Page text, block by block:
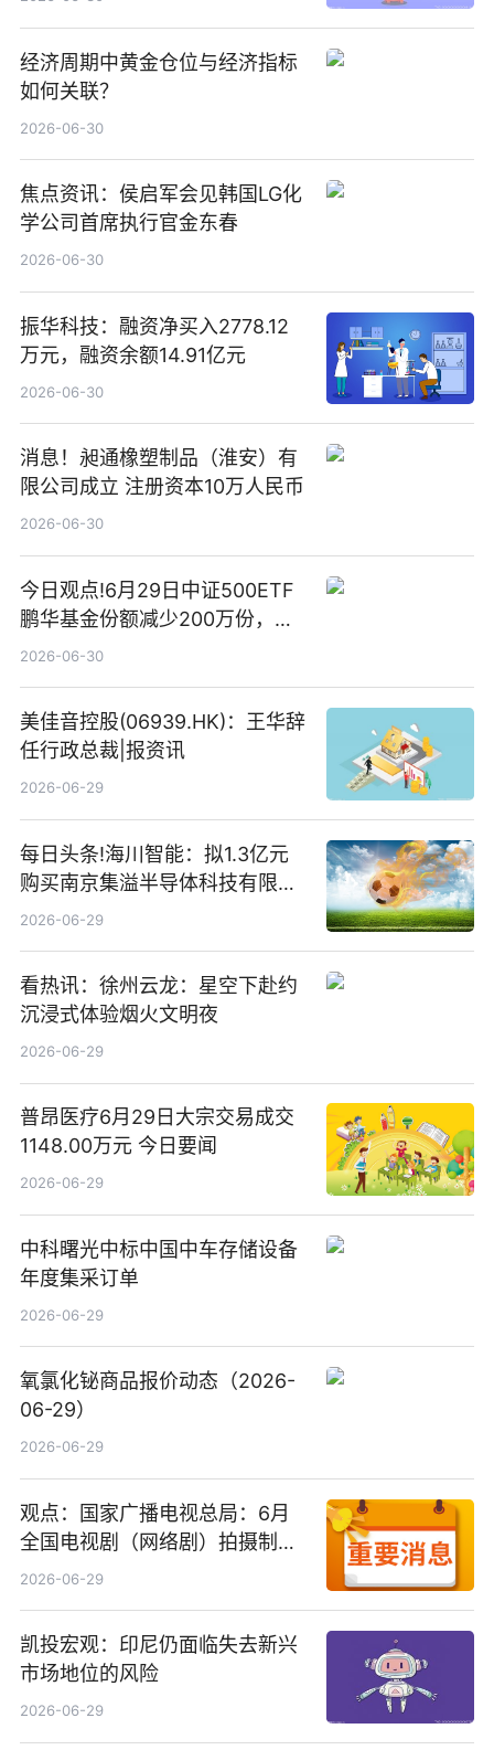
经济周期中黄金仓位与经济指标
如何关联？
2026-06-30
焦点资讯：侯启军会见韩国LG化
学公司首席执行官金东春
2026-06-30
振华科技：融资净买入2778.12
万元，融资余额14.91亿元
2026-06-30
消息！昶通橡塑制品（淮安）有
限公司成立 注册资本10万人民币
2026-06-30
今日观点!6月29日中证500ETF
鹏华基金份额减少200万份，重
仓股亨通光电、赤峰黄金、佰维
2026-06-30
美佳音控股(06939.HK)：王华辞
任行政总裁|报资讯
2026-06-29
每日头条!海川智能：拟1.3亿元
购买南京集溢半导体科技有限公
司15.3%股权
2026-06-29
看热讯：徐州云龙：星空下赴约
沉浸式体验烟火文明夜
2026-06-29
普昂医疗6月29日大宗交易成交
1148.00万元 今日要闻
2026-06-29
中科曙光中标中国中车存储设备
年度集采订单
2026-06-29
氧氯化铋商品报价动态（2026-
06-29）
2026-06-29
观点：国家广播电视总局：6月
全国电视剧（网络剧）拍摄制作
备案公示剧目197部
2026-06-29
凯投宏观：印尼仍面临失去新兴
市场地位的风险
2026-06-29